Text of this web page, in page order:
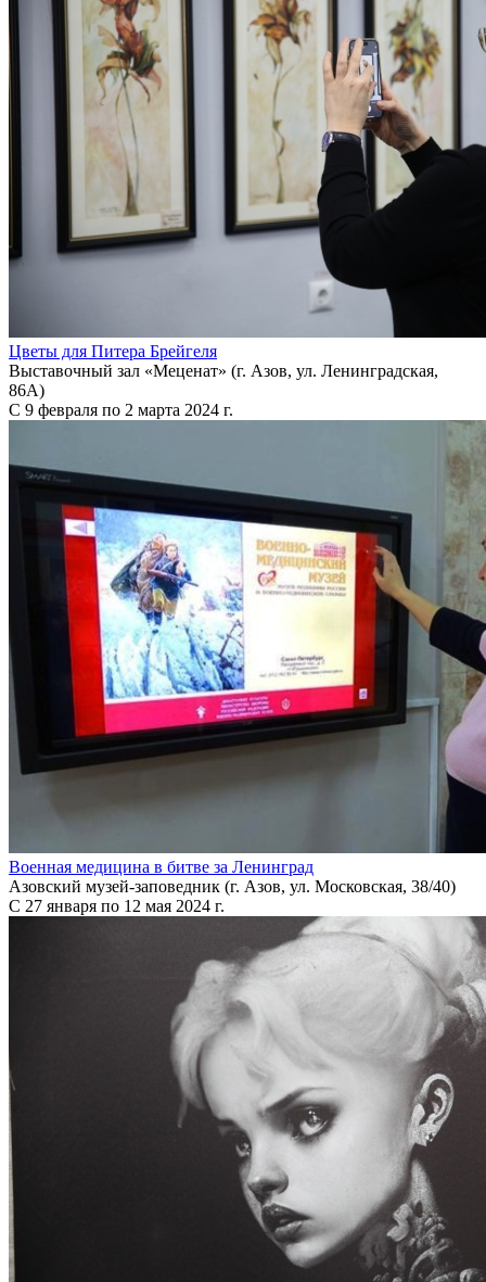
Цветы для Питера Брейгеля
Выставочный зал «Меценат» (г. Азов, ул. Ленинградская,
86А)
С 9 февраля по 2 марта 2024 г.
Военная медицина в битве за Ленинград
Азовский музей-заповедник (г. Азов, ул. Московская, 38/40)
С 27 января по 12 мая 2024 г.